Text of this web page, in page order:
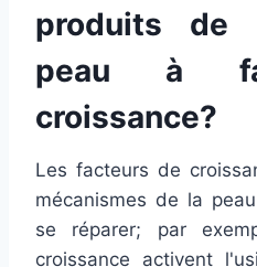
produits de
peau à
croissance?
Les facteurs de
mécanismes de la
se réparer; par
croissance activent